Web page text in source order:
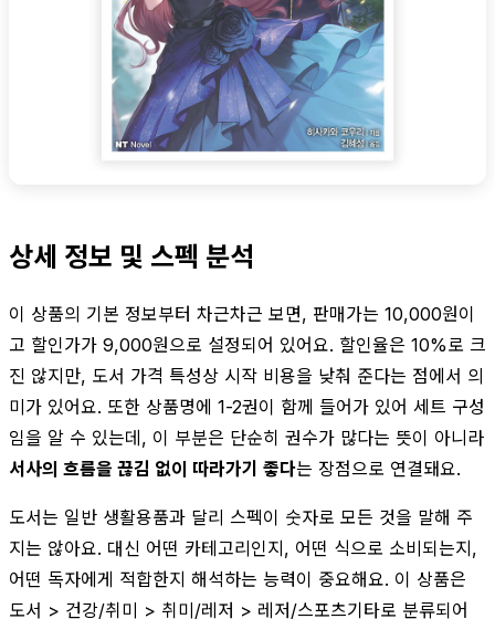
상세 정보 및 스펙 분석
이 상품의 기본 정보부터 차근차근 보면, 판매가는 10,000원이
고 할인가가 9,000원으로 설정되어 있어요. 할인율은 10%로 크
진 않지만, 도서 가격 특성상 시작 비용을 낮춰 준다는 점에서 의
미가 있어요. 또한 상품명에 1-2권이 함께 들어가 있어 세트 구성
임을 알 수 있는데, 이 부분은 단순히 권수가 많다는 뜻이 아니라
서사의 흐름을 끊김 없이 따라가기 좋다는 장점으로 연결돼요.
도서는 일반 생활용품과 달리 스펙이 숫자로 모든 것을 말해 주
지는 않아요. 대신 어떤 카테고리인지, 어떤 식으로 소비되는지,
어떤 독자에게 적합한지 해석하는 능력이 중요해요. 이 상품은
도서 > 건강/취미 > 취미/레저 > 레저/스포츠기타로 분류되어